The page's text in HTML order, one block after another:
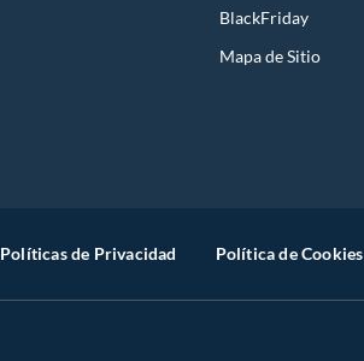
BlackFriday
Mapa de Sitio
Políticas de Privacidad Política de Cookies